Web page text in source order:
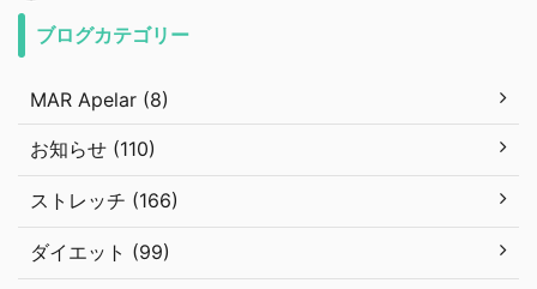
ブログカテゴリー
MAR Apelar (8)
お知らせ (110)
ストレッチ (166)
ダイエット (99)